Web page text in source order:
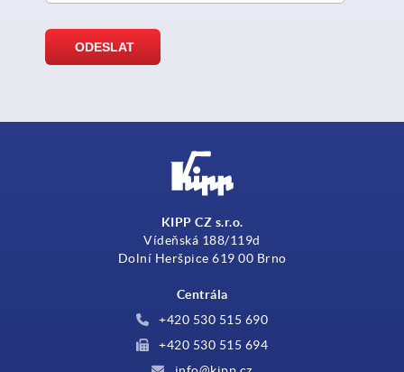
KIPP CZ s.r.o.
Vídeňská 188/119d
Dolní Heršpice 619 00 Brno
Centrála
+420 530 515 690
+420 530 515 694